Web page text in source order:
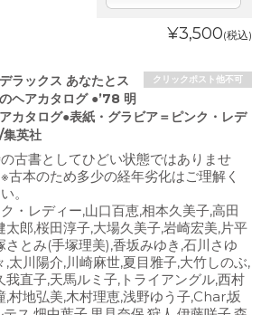
¥3,500(税込)
クリックポスト他不可
ラックス あなたとス
ヘアカタログ ●’78 明
カタログ●表紙・グラビア＝ピンク・レデ
集英社
古書としてひどい状態ではありませ
古本のため多少の経年劣化はご理解く
。
・レディー,山口百恵,相本久美子,高田
郎,桜田淳子,大場久美子,岩崎宏美,片平
さとみ(手塚理美),香坂みゆき,石川さゆ
,太川陽介,川崎麻世,夏目雅子,大竹しのぶ,
我直子,天馬ルミ子,トライアングル,西村
,村地弘美,木村理恵,浅野ゆう子,Char,坂